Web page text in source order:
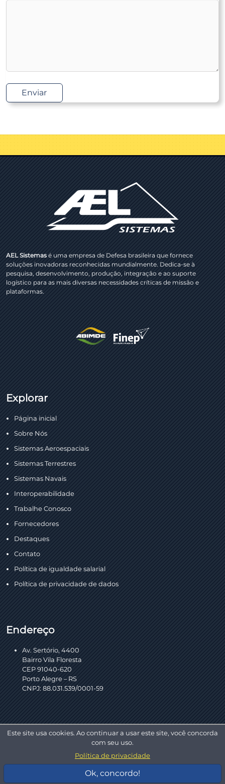
Enviar
AEL Sistemasé uma empresa de Defesa brasileira que fornece
soluções inovadoras reconhecidas mundialmente. Dedica-se à
pesquisa, desenvolvimento, produção, integração e ao suporte
logístico para as mais diversas necessidades críticas de missão e
plataformas.
Explorar
Página inicial
Sobre Nós
Sistemas Aeroespaciais
Sistemas Terrestres
Sistemas Navais
Interoperabilidade
Trabalhe Conosco
Fornecedores
Destaques
Contato
Política de igualdade salarial
Política de privacidade de dados
Endereço
Av. Sertório, 4400
Bairro Vila Floresta
CEP 91040-620
Porto Alegre – RS
CNPJ: 88.031.539/0001-59
Copyright © 2026 AEL Sistemas. Todos os direitos reservados.
Desenvolvido por:DotDigital
Este site usa cookies. Ao continuar a usar este site, você concorda
com seu uso.
Política de privacidade
Ok, concordo!